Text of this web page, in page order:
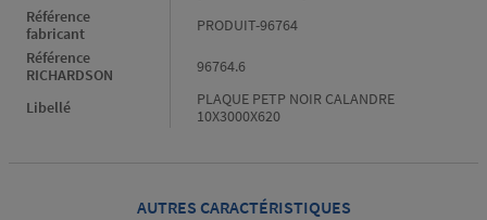
Référence
fabricant
PRODUIT-96764
Référence
RICHARDSON
96764.6
Libellé
PLAQUE PETP NOIR CALANDRE
10X3000X620
AUTRES CARACTÉRISTIQUES